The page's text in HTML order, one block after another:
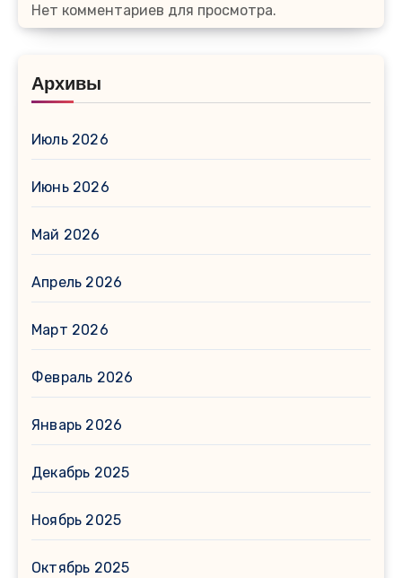
Нет комментариев для просмотра.
Архивы
Июль 2026
Июнь 2026
Май 2026
Апрель 2026
Март 2026
Февраль 2026
Январь 2026
Декабрь 2025
Ноябрь 2025
Октябрь 2025